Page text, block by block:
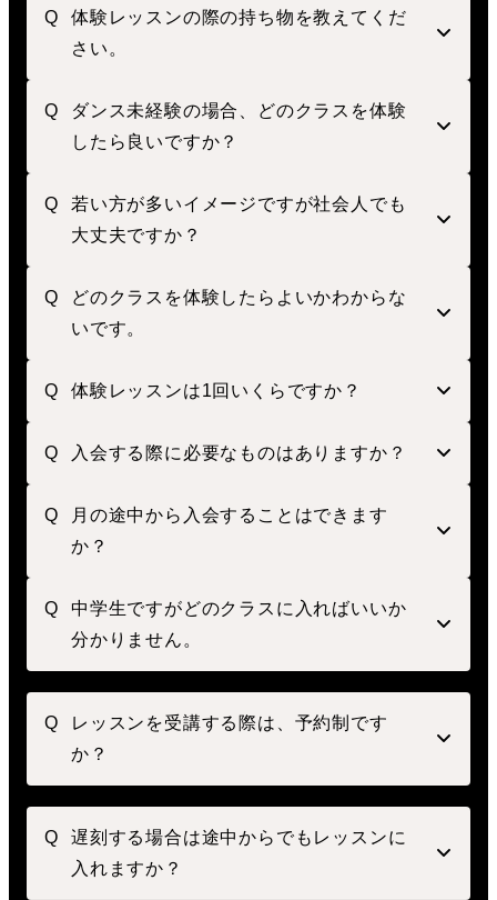
体験レッスンの際の持ち物を教えてくだ
さい。
ダンス未経験の場合、どのクラスを体験
したら良いですか？
若い方が多いイメージですが社会人でも
大丈夫ですか？
どのクラスを体験したらよいかわからな
いです。
体験レッスンは1回いくらですか？
入会する際に必要なものはありますか？
月の途中から入会することはできます
か？
中学生ですがどのクラスに入ればいいか
分かりません。
レッスンを受講する際は、予約制です
か？
遅刻する場合は途中からでもレッスンに
入れますか？